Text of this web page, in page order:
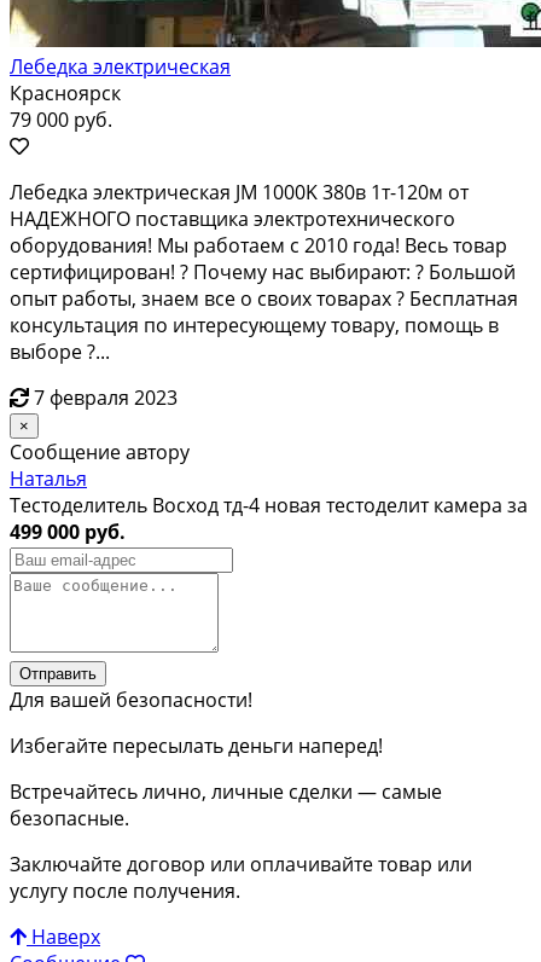
Лебедка электрическая
Красноярск
79 000 руб.
Лебедка электрическая JM 1000K 380в 1т-120м от
НАДЕЖНОГО поставщика электротехнического
оборудования! Мы работаем с 2010 года! Весь товар
сертифицирован! ? Почему нас выбирают: ? Большой
опыт работы, знаем все о своих товарах ? Бесплатная
консультация по интересующему товару, помощь в
выборе ?...
7 февраля 2023
×
Сообщение автору
Наталья
Тестоделитель Восход тд-4 новая тестоделит камера за
499 000 руб.
Отправить
Для вашей безопасности!
Избегайте пересылать деньги наперед!
Встречайтесь лично, личные сделки — самые
безопасные.
Заключайте договор или оплачивайте товар или
услугу после получения.
Наверх